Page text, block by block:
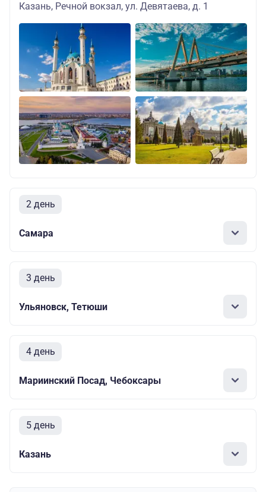
Казань, Речной вокзал, ул. Девятаева, д. 1
2 день
Самара
3 день
Ульяновск, Тетюши
4 день
Мариинский Посад, Чебоксары
5 день
Казань